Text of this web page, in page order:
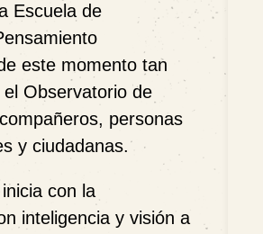
Escuela de
este momento tan
Observatorio de
personas
y ciudadanas.
con la
inteligencia y visión a